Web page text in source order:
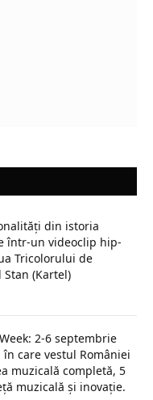
din istoria
într-un videoclip hip-
Tricolorului de
(Kartel)
2-6 septembrie
în care vestul României
muzicală completă, 5
muzicală și inovație.